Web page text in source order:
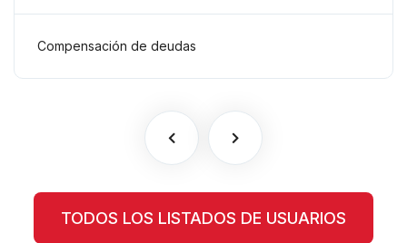
comprobados según el artículo
6(2)(b) del Anexo 2 RSTP FIFA
Compensación de deudas
TODOS LOS LISTADOS DE USUARIOS